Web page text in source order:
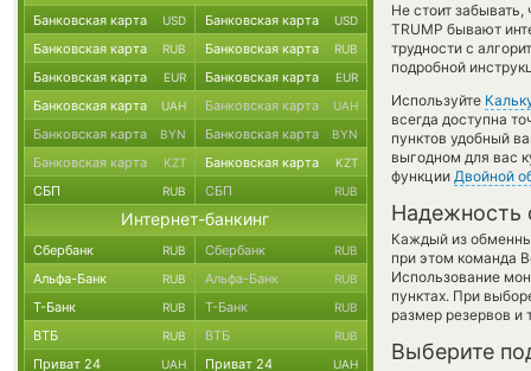
Не стоит
TRUMP бывают
трудности с
подробной
Используйте
всегда доступна
пунктов удобный
выгодном для вас
функции Двойной
Надежность
Каждый из
при этом команда
Использование
пунктах. При
размер резервов и
Выберите
Банковская карта USD Банковская карта USD
Банковская карта RUB Банковская карта RUB
Банковская карта EUR Банковская карта EUR
Банковская карта UAH Банковская карта UAH
Банковская карта BYN Банковская карта BYN
Банковская карта KZT Банковская карта KZT
СБП RUB СБП RUB
Интернет-банкинг
Сбербанк RUB Сбербанк RUB
Альфа-Банк RUB Альфа-Банк RUB
Т-Банк RUB Т-Банк RUB
ВТБ RUB ВТБ RUB
Приват 24 UAH Приват 24 UAH